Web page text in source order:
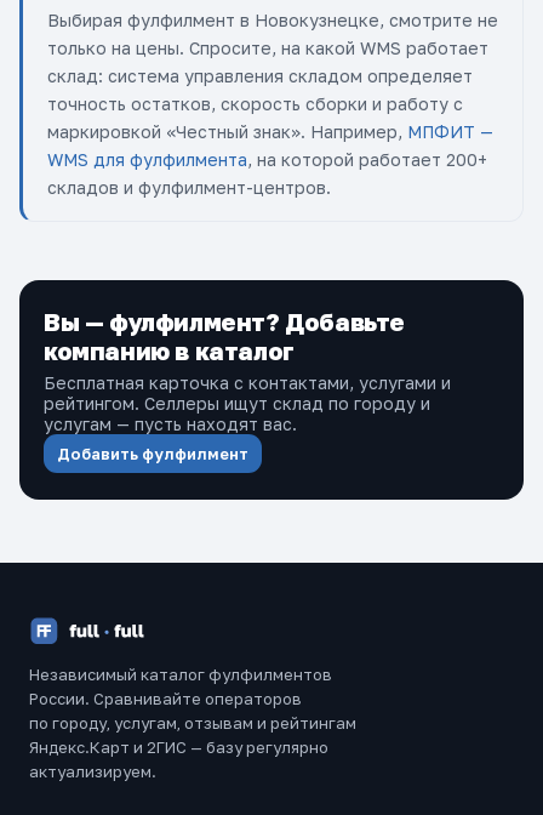
Выбирая фулфилмент в Новокузнецке, смотрите не
только на цены. Спросите, на какой WMS работает
склад: система управления складом определяет
точность остатков, скорость сборки и работу с
маркировкой «Честный знак». Например, МПФИТ —
WMS для фулфилмента, на которой работает 200+
складов и фулфилмент-центров.
Вы — фулфилмент? Добавьте
компанию в каталог
Бесплатная карточка с контактами, услугами и
рейтингом. Селлеры ищут склад по городу и
услугам — пусть находят вас.
Добавить фулфилмент
Независимый каталог фулфилментов
России. Сравнивайте операторов
по городу, услугам, отзывам и рейтингам
Яндекс.Карт и 2ГИС — базу регулярно
актуализируем.